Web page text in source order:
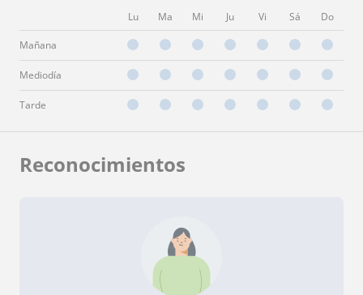
Lu Ma Mi Ju Vi Sá Do
Mañana
Mediodía
Tarde
Reconocimientos